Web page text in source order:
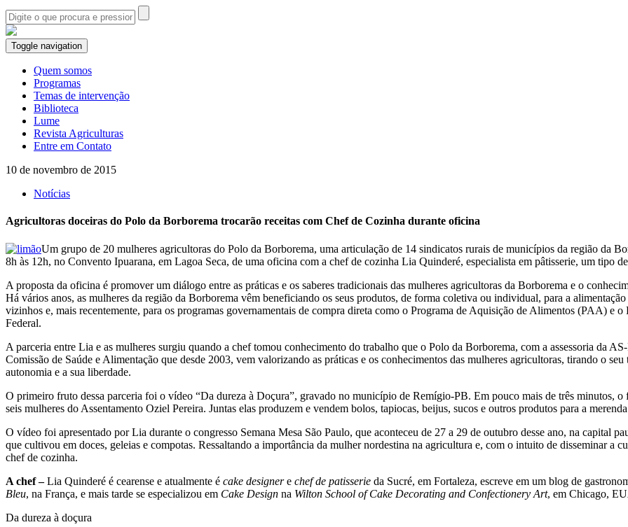
Toggle navigation
Quem somos
Programas
Temas de intervenção
Biblioteca
Lume
Revista Agriculturas
Entre em Contato
10 de novembro de 2015
Notícias
Agricultoras doceiras do Polo da Borborema trocarão receitas com Chef de Cozinha durante oficina
Um grupo de 20 mulheres agricultoras do Polo da Borborema, uma articulação de 14 sindicatos rurais de municípios da região da
8h às 12h, no Convento Ipuarana, em Lagoa Seca, de uma oficina com a chef de cozinha Lia Quinderé, especialista em pâtisserie, um tipo
A proposta da oficina é promover um diálogo entre as práticas e os saberes tradicionais das mulheres agricultoras da Borborema e o
Há vários anos, as mulheres da região da Borborema vêm beneficiando os seus produtos, de forma coletiva ou individual, para a
vizinhos e, mais recentemente, para os programas governamentais de compra direta como o Programa de Aquisição de Alimentos (PAA)
Federal.
A parceria entre Lia e as mulheres surgiu quando a chef tomou conhecimento do trabalho que o Polo da Borborema, com a assessoria da
Comissão de Saúde e Alimentação que desde 2003, vem valorizando as práticas e os conhecimentos das mulheres agricultoras, tirando o
autonomia e a sua liberdade.
O primeiro fruto dessa parceria foi o vídeo “Da dureza à Doçura”, gravado no município de Remígio-PB. Em pouco mais de três minutos,
seis mulheres do Assentamento Oziel Pereira. Juntas elas produzem e vendem bolos, tapiocas, beijus, sucos e outros produtos para a
O vídeo foi apresentado por Lia durante o congresso Semana Mesa São Paulo, que aconteceu de 27 a 29 de outubro desse ano, na capital
que cultivou em doces, geleias e compotas. Ressaltando a importância da mulher nordestina na agricultura e, com o intuito de disseminar a
chef de cozinha.
A chef –Lia Quinderé é cearense e atualmente é cake designere chef de patisserie da Sucré, em Fortaleza, escreve em um blog de
Bleu, na França, e mais tarde se especializou em Cake Design na Wilton School of Cake Decorating and Confectionery Art, em Chicago,
Da dureza à doçura